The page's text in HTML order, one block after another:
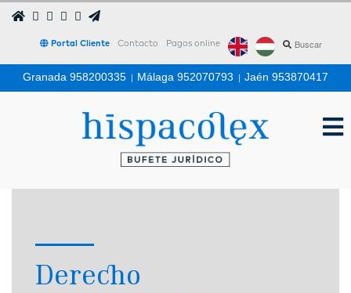
Portal Cliente Contacto Pagos online
Granada 958200335 | Málaga 952070793 | Jaén 953870417
Derecho